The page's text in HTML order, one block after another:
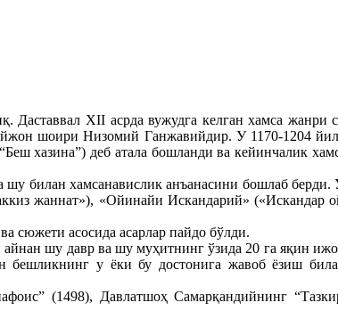
ХII асрда вужудга келган хамса жанри
шоири Низомий Ганжавийдир. У 1170-1204
хазина”) деб атала бошланди ва кейинчалик
билан хамсанавислик анъанасини бошлаб берди.
жаннат»), «Ойинайи Искандарий» («Искандар
сюжети асосида асарлар пайдо бўлди.
шу давр ва шу муҳитнинг ўзида 20 га яқин
бешликнинг у ёки бу достонига жавоб ёзиш
(1498), Давлатшоҳ Самарқандийнинг